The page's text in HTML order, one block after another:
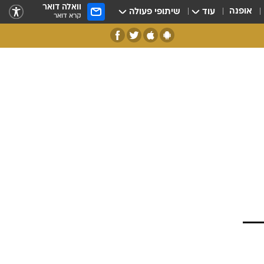
אופנה עוד שיתופי פעולה וואלה דואר
קרא דואר